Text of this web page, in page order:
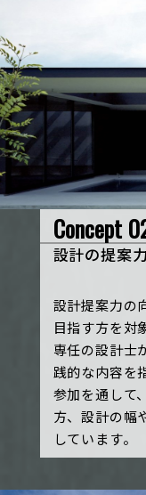
Concept
設計の提案
設計提案力の
目指す方を対
専任の設計士
践的な内容を
参加を通して
方、設計の幅
しています。